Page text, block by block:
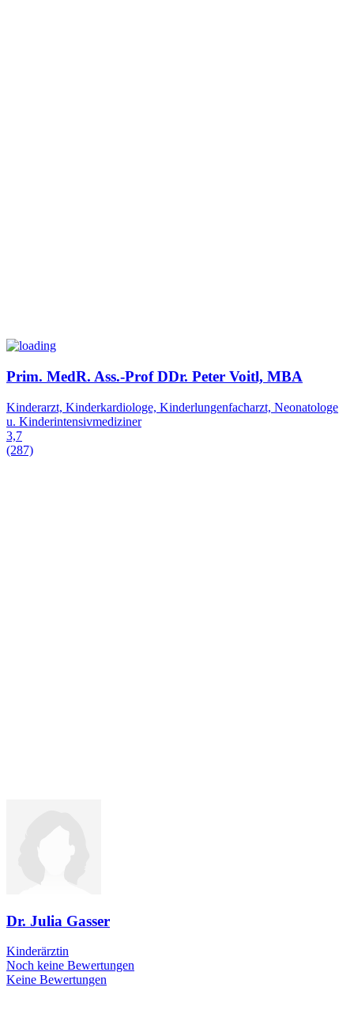
Prim. MedR. Ass.-Prof DDr. Peter Voitl, MBA
Kinderarzt, Kinderkardiologe, Kinderlungenfacharzt, Neonatologe
u. Kinderintensivmediziner
3,7
(287)
Dr. Julia Gasser
Kinderärztin
Noch keine Bewertungen
Keine Bewertungen